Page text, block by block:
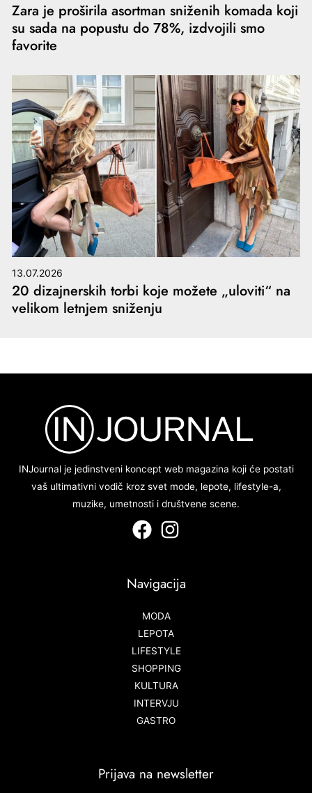
Zara je proširila asortman sniženih komada koji
su sada na popustu do 78%, izdvojili smo
favorite
13.07.2026
20 dizajnerskih torbi koje možete „uloviti“ na
velikom letnjem sniženju
INJournal je jedinstveni koncept web magazina koji će postati
vaš ultimativni vodič kroz svet mode, lepote, lifestyle-a,
muzike, umetnosti i društvene scene.
Navigacija
MODA
LEPOTA
LIFESTYLE
SHOPPING
KULTURA
INTERVJU
GASTRO
Prijava na newsletter